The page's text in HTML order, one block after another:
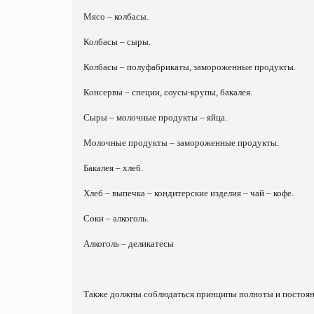
Мясо – колбасы.
Колбасы – сыры.
Колбасы – полуфабрикаты, замороженные продукты.
Консервы – специи, соусы-крупы, бакалея.
Сыры – молочные продукты – яйца.
Молочные продукты – замороженные продукты.
Бакалея – хлеб.
Хлеб – выпечка – кондитерские изделия – чай – кофе.
Соки – алкоголь.
Алкоголь – деликатесы
Также должны соблюдаться принципы полноты и